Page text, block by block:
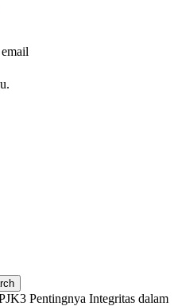
Pentingnya Integritas dalam